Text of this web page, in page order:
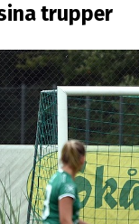
trupper